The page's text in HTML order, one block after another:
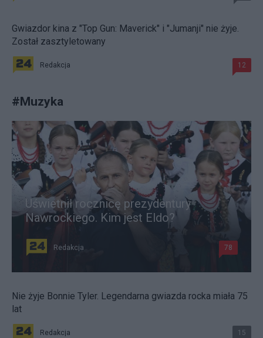
Gwiazdor kina z "Top Gun: Maverick" i "Jumanji" nie żyje.
Został zasztyletowany
Redakcja 12
#Muzyka
Uświetnił rocznicę prezydentury
Nawrockiego. Kim jest Eldo?
Redakcja 78
Nie żyje Bonnie Tyler. Legendarna gwiazda rocka miała 75
lat
Redakcja 15